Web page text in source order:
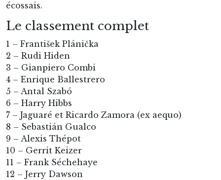
écossais.
Le classement complet
1 – František Plánička
2 – Rudi Hiden
3 – Gianpiero Combi
4 – Enrique Ballestrero
5 – Antal Szabó
6 – Harry Hibbs
7 – Jaguaré et Ricardo Zamora (ex aequo)
8 – Sebastián Gualco
9 – Alexis Thépot
10 – Gerrit Keizer
11 – Frank Séchehaye
12 – Jerry Dawson